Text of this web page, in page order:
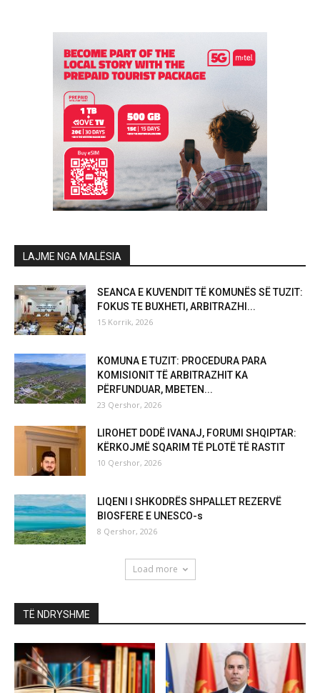
LAJME NGA MALËSIA
SEANCA E KUVENDIT TË KOMUNËS SË TUZIT:
FOKUS TE BUXHETI, ARBITRAZHI...
15 Korrik, 2026
KOMUNA E TUZIT: PROCEDURA PARA
KOMISIONIT TË ARBITRAZHIT KA
PËRFUNDUAR, MBETEN...
23 Qershor, 2026
LIROHET DODË IVANAJ, FORUMI SHQIPTAR:
KËRKOJMË SQARIM TË PLOTË TË RASTIT
10 Qershor, 2026
LIQENI I SHKODRËS SHPALLET REZERVË
BIOSFERE E UNESCO-s
8 Qershor, 2026
Load more
TË NDRYSHME